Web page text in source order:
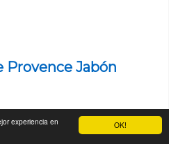
OK!
experiencia en
Provence Jabón
Ver precios